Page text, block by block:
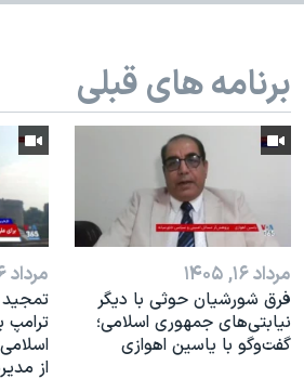
اسرائیل در جنگ
نرگس محمدی برنده جایزه نوبل صلح
همایش محافظه‌کاران آمریکا «سی‌پک»
صفحه‌های ویژه
برنامه های قبلی
مرداد ۱۶, ۱۴۰۵
فرق شورشیان حوثی با دیگر
نیابتی‌های جمهوری اسلامی؛
گفت‌وگو با یاسین اهوازی
مرداد ۱۶, ۱۴۰۵
تمجید
ترامپ
از